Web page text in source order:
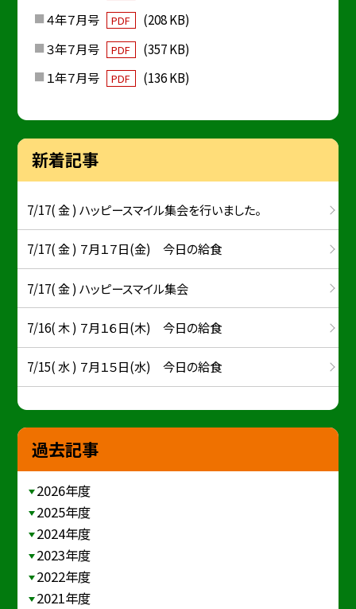
４年７月号
PDF
(208 KB)
３年７月号
PDF
(357 KB)
１年７月号
PDF (136 KB)
新着記事
7/17( 金 ) ハッピースマイル集会を行いました。
7/17( 金 ) ７月１７日(金) 今日の給食
7/17( 金 ) ハッピースマイル集会
7/16( 木 ) ７月１６日(木) 今日の給食
7/15( 水 ) ７月１５日(水) 今日の給食
過去記事
2026年度
2025年度
2024年度
2023年度
2022年度
2021年度